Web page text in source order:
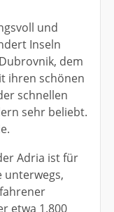
und
Inseln
dem
ihren schönen
schnellen
sehr beliebt.
Adria ist für
unterwegs,
etwa 1.800